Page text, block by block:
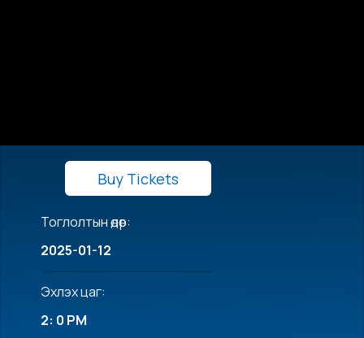
Buy Tickets
Тоглолтын өдөр:
2025-01-12
Эхлэх цаг:
2: 0 PM